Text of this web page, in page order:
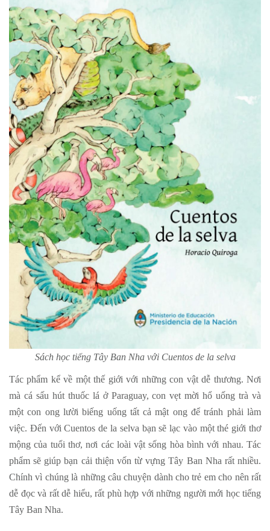
Sách học tiếng Tây Ban Nha với Cuentos de la selva
Tác phẩm kể về một thế giới với những con vật dễ thương. Nơi
mà cá sấu hút thuốc lá ở Paraguay, con vẹt mời hổ uống trà và
một con ong lười biếng uống tất cả mật ong để tránh phải làm
việc. Đến với Cuentos de la selva bạn sẽ lạc vào một thé giới thơ
mộng của tuổi thơ, nơi các loài vật sống hòa bình với nhau. Tác
phẩm sẽ giúp bạn cải thiện vốn từ vựng Tây Ban Nha rất nhiều.
Chính vì chúng là những câu chuyện dành cho trẻ em cho nên rất
dễ đọc và rất dễ hiểu, rất phù hợp với những người mới học tiếng
Tây Ban Nha.